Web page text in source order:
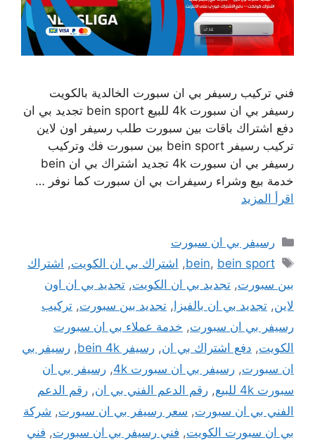
فني تركيب رسيفر بي ان سبورت الخالدية بالكويت
رسيفر بي ان سبورت 4k للبيع bein sport تجديد بي ان
دفع اشتراك باقات بين سبورت طلب رسيفر اون لاين
تركيب رسيفر bein sport بين سبورت فك وتركيب
رسيفر بي ان سبورت 4k تجديد اشتراك بي ان bein
خدمة بيع وشراء رسيفرات بي ان سبورت كما نوفر …
اقرأ المزيد
التصنيفات
رسيفر بي ان سبورت
الوسوم
bein, bein sport
, اشتراك بي ان الكويت, اشتراك
بين سبورت, تجديد بي ان الكويت, تجديد بي ان اون
لاين, تجديد بي ان بالفيزا, تجديد بين سبورت, تركيب
رسيفر بي ان سبورت, خدمة عملاء بي ان سبورت
الكويت, دفع اشتراك بي ان, رسيفر bein 4k , رسيفر بي
ان سبورت, رسيفر بي ان سبورت 4k , رسيفر بي ان
سبورت 4k للبيع
, رقم الدعم الفني بي ان, رقم الدعم
الفني بي ان سبورت, سعر رسيفر بي ان سبورت, شركة
بي ان سبورت الكويت, فني رسيفر بي ان سبورت, فني